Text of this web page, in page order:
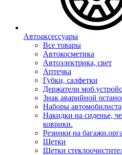
Автоаксессуары
Все товары
Автокосметика
Автоэлектрика, свет
Аптечка
Губки, салфетки
Держатели
Знак аварийной
Наборы
Накидки на сиденье,
коврики.
Резинки на
Щетки
Щетки